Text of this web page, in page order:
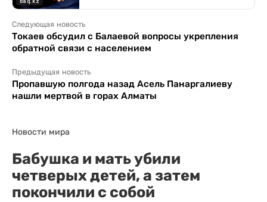
Следующая новость
Токаев обсудил с Балаевой вопросы укрепления
обратной связи с населением
Предыдущая новость
Пропавшую полгода назад Асель Панаргалиеву
нашли мертвой в горах Алматы
Новости мира
Бабушка и мать убили
четверых детей, а затем
покончили с собой